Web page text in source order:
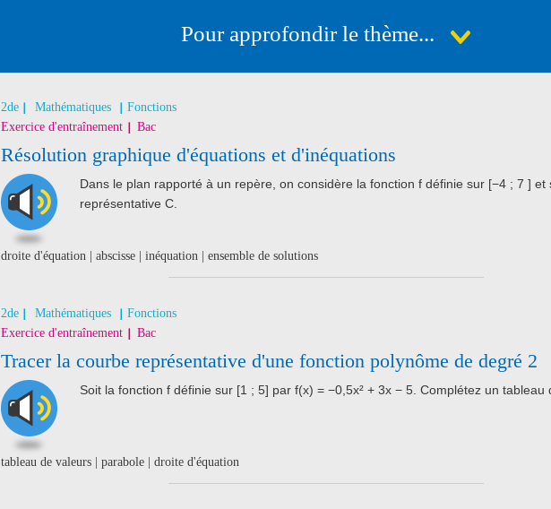
Pour approfondir le thème...
2de Mathématiques
Fonctions
Exercice d'entraînement Bac
Résolution graphique d'équations et d'inéquations
Dans le plan rapporté à un repère, on considère la fonction f définie sur [−4 ; 7 ] et
représentative C.
droite d'équation | abscisse | inéquation | ensemble de solutions
2de Mathématiques
Fonctions
Exercice d'entraînement Bac
Tracer la courbe représentative d'une fonction polynôme de degré 2
Soit la fonction f définie sur [1 ; 5] par f(x) = −0,5x² + 3x − 5. Complétez un tableau
tableau de valeurs | parabole | droite d'équation